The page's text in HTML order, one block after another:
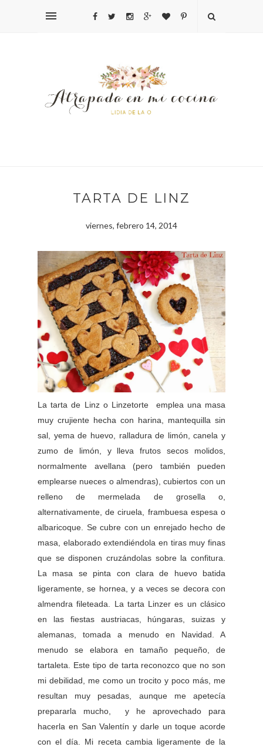
TARTA DE LINZ
viernes, febrero 14, 2014
La tarta de Linz o Linzetorte emplea una masa
muy crujiente hecha con harina, mantequilla sin
sal, yema de huevo, ralladura de limón, canela y
zumo de limón, y lleva frutos secos molidos,
normalmente avellana (pero también pueden
emplearse nueces o almendras), cubiertos con un
relleno de mermelada de grosella o,
alternativamente, de ciruela, frambuesa espesa o
albaricoque. Se cubre con un enrejado hecho de
masa, elaborado extendiéndola en tiras muy finas
que se disponen cruzándolas sobre la confitura.
La masa se pinta con clara de huevo batida
ligeramente, se hornea, y a veces se decora con
almendra fileteada. La tarta Linzer es un clásico
en las fiestas austriacas, húngaras, suizas y
alemanas, tomada a menudo en Navidad. A
menudo se elabora en tamaño pequeño, de
tartaleta. Este tipo de tarta reconozco que no son
mi debilidad, me como un trocito y poco más, me
resultan muy pesadas, aunque me apetecía
prepararla mucho, y he aprovechado para
hacerla en San Valentín y darle un toque acorde
con el día. Mi receta cambia ligeramente de la